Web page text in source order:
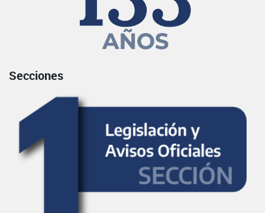
Secciones